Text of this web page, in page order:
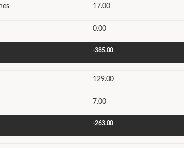
17.00
0.00
-385.00
129.00
7.00
-263.00